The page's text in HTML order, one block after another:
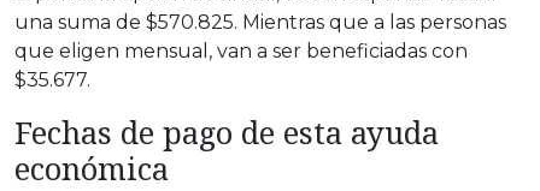
una suma de $570.825. Mientras que a las personas
que eligen mensual, van a ser beneficiadas con
$35.677.
Fechas de pago de esta ayuda
económica